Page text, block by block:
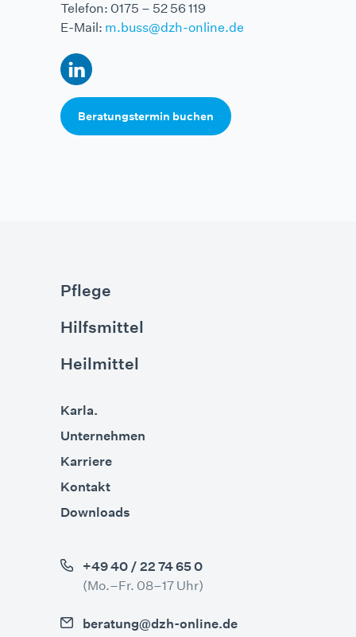
Telefon: 0175 – 52 56 119
E-Mail: m.buss@dzh-online.de
Beratungstermin buchen
Pflege
Hilfsmittel
Heilmittel
Karla.
Unternehmen
Karriere
Kontakt
Downloads
+49 40 / 22 74 65 0
(Mo.–Fr. 08–17 Uhr)
beratung@dzh-online.de